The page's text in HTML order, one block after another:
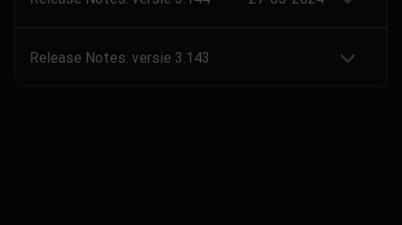
Release Notes: versie 3.143